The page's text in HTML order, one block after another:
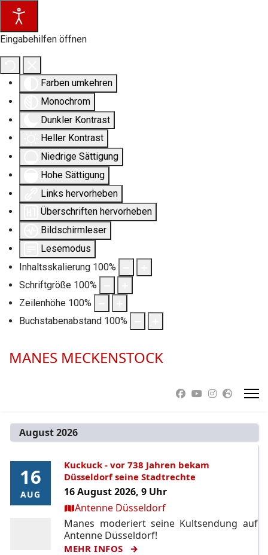
Eingabehilfen öffnen
Farben umkehren
Monochrom
Dunkler Kontrast
Heller Kontrast
Niedrige Sättigung
Hohe Sättigung
Links hervorheben
Überschriften hervorheben
Bildschirmleser
Lesemodus
Inhaltsskalierung 100%
Schriftgröße 100%
Zeilenhöhe 100%
Buchstabenabstand 100%
MANES MECKENSTOCK
August 2026
16
AUG
16
AUG
Kuckuck - vor 738 Jahren bekam
Düsseldorf seine Stadtrechte
16 August 2026, 9 Uhr
Ort:Antenne Düsseldorf
Manes moderiert seine Kultsendung auf
Antenne Düsseldorf!
MEHR INFOS